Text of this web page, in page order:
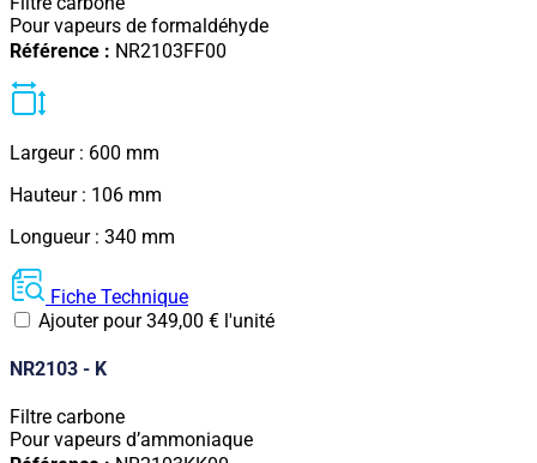
Pour vapeurs de formaldéhyde
Référence : NR2103FF00
Largeur : 600 mm
Hauteur : 106 mm
Longueur : 340 mm
Fiche Technique
Ajouter pour349,00 € l'unité
NR2103 - K
Filtre carbone
Pour vapeurs d’ammoniaque